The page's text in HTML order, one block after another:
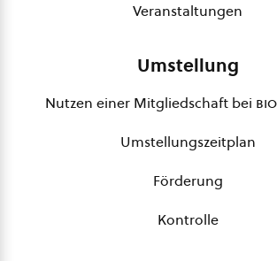
Veranstaltungen
Umstellung
Nutzen einer Mitgliedschaft bei
Umstellungszeitplan
Förderung
Kontrolle